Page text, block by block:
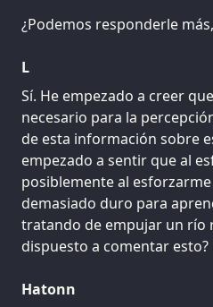
¿Podemos responderle
L
Sí. He empezado a creer
necesario para la
de esta información sobre
empezado a sentir que al
posiblemente al
demasiado duro para
tratando de empujar un río
dispuesto a comentar esto?
Hatonn